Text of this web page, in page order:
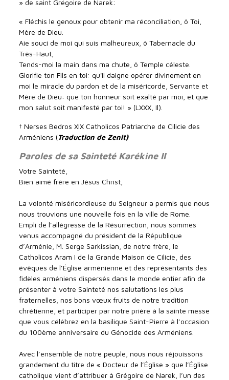
» de saint Grégoire de Narek:
« Fléchis le genoux pour obtenir ma réconciliation, ô Toi,
Mère de Dieu.
Aie souci de moi qui suis malheureux, ô Tabernacle du
Très-Haut,
Tends-moi la main dans ma chute, ô Temple céleste.
Glorifie ton Fils en toi: qu'il daigne opérer divinement en
moi le miracle du pardon et de la miséricorde, Servante et
Mère de Dieu: que ton honneur soit exalté par moi, et que
mon salut soit manifesté par toi! » (LXXX, Il).
† Nerses Bedros XIX Catholicos Patriarche de Cilicie des
Arméniens (Traduction de Zenit)
Paroles de sa Sainteté Karékine II
Votre Sainteté,
Bien aimé frère en Jésus Christ,
La volonté miséricordieuse du Seigneur a permis que nous
nous trouvions une nouvelle fois en la ville de Rome.
Empli de l’allégresse de la Résurrection, nous sommes
venus accompagné du président de la République
d’Arménie, M. Serge Sarkissian, de notre frère, le
Catholicos Aram I de la Grande Maison de Cilicie, des
évêques de l’Église arménienne et des représentants des
fidèles arméniens dispersés dans le monde entier afin de
présenter à votre Sainteté nos salutations les plus
fraternelles, nos bons vœux fruits de notre tradition
chrétienne, et participer par notre prière à la sainte messe
que vous célébrez en la basilique Saint-Pierre à l’occasion
du 100ème anniversaire du Génocide des Arméniens.
Avec l’ensemble de notre peuple, nous nous réjouissons
grandement du titre de « Docteur de l’Église » que l’Église
catholique vient d’attribuer à Grégoire de Narek, l’un des